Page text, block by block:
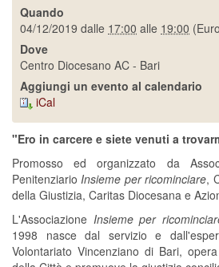
Quando
04/12/2019 dalle 17:00 alle 19:00
Dove
Centro Diocesano AC - Bari
Aggiungi un evento al calendario
iCal
"Ero in carcere e siete venuti a
Promosso ed organizzato da
PenitenziarioInsieme per ricominciare,
della Giustizia, Caritas Diocesana e
L'Associazione Insieme per
1998 nasce dal servizio e
Volontariato Vincenziano di Bari,